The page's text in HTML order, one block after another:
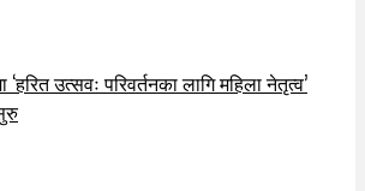
उत्सवः परिवर्तनका लागि महिला नेतृत्व’